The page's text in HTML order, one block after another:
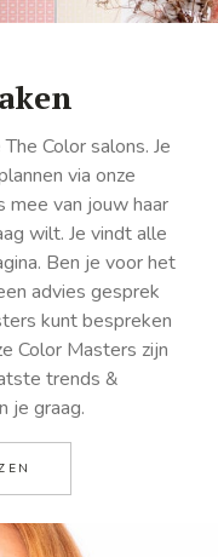
Color salons. Je
via onze
van jouw haar
wilt. Je vindt alle
Ben je voor het
advies gesprek
kunt bespreken
Color Masters zijn
trends &
je graag.